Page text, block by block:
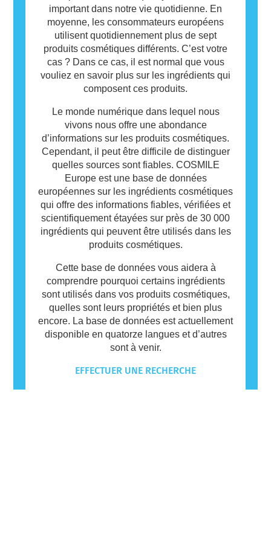
signifie pas que le produit n’est pas sûr pour
les autres.
important dans notre vie quotidienne. En
moyenne, les consommateurs européens
utilisent quotidiennement plus de sept
produits cosmétiques différents. C’est votre
cas ? Dans ce cas, il est normal que vous
vouliez en savoir plus sur les ingrédients qui
composent ces produits.
Le monde numérique dans lequel nous
vivons nous offre une abondance
d’informations sur les produits cosmétiques.
Cependant, il peut être difficile de distinguer
quelles sources sont fiables. COSMILE
Europe est une base de données
européennes sur les ingrédients cosmétiques
qui offre des informations fiables, vérifiées et
scientifiquement étayées sur près de 30 000
ingrédients qui peuvent être utilisés dans les
produits cosmétiques.
Cette base de données vous aidera à
comprendre pourquoi certains ingrédients
sont utilisés dans vos produits cosmétiques,
quelles sont leurs propriétés et bien plus
encore. La base de données est actuellement
disponible en quatorze langues et d’autres
sont à venir.
EFFECTUER UNE RECHERCHE